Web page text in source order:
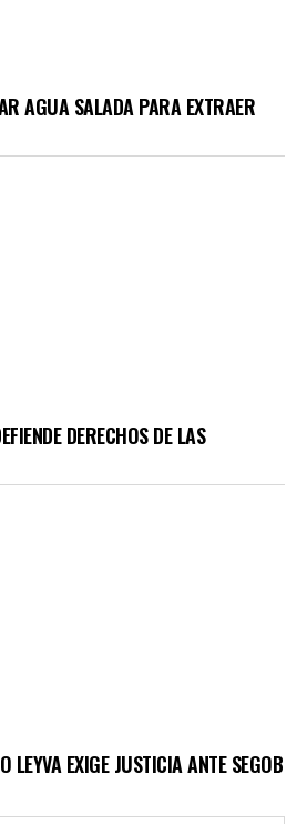
AGUA SALADA PARA EXTRAER
DERECHOS DE LAS
LEYVA EXIGE JUSTICIA ANTE SEGOB